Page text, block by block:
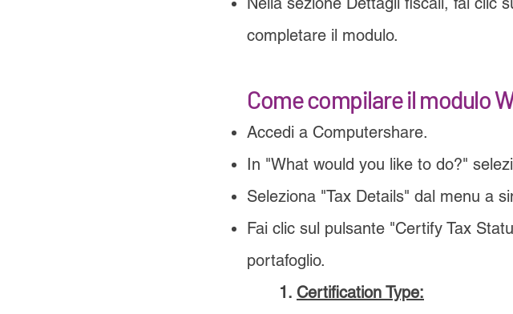
completare il modulo.
Come compilare il modulo
Accedi a Computershare.
In "What would you like to do?"
Seleziona "Tax Details" dal menu a
Fai clic sul pulsante "Certify Tax
portafoglio.
1. Certification Type: